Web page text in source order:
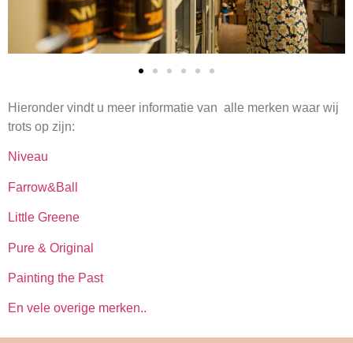
Hieronder vindt u meer informatie van alle merken waar wij
trots op zijn:
Niveau
Farrow&Ball
Little Greene
Pure & Original
Painting the Past
En vele overige merken..